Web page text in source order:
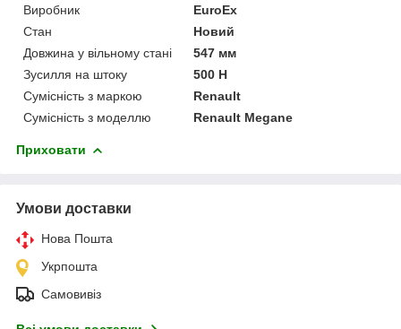
Виробник
EuroEx
Стан
Новий
Довжина у вільному стані
547 мм
Зусилля на штоку
500 Н
Сумісність з маркою
Renault
Сумісність з моделлю
Renault Megane
Приховати
Умови доставки
Нова Пошта
Укрпошта
Самовивіз